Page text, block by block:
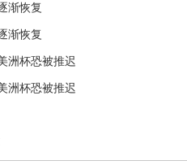
渐恢复
渐恢复
洲杯恐被推迟
洲杯恐被推迟